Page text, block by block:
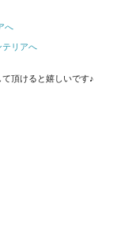
頂けると嬉しいです♪